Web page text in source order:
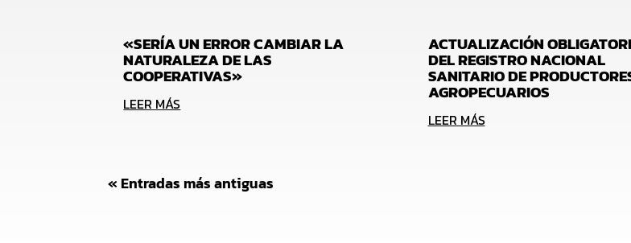
«SERÍA UN ERROR CAMBIAR LA
NATURALEZA DE LAS
COOPERATIVAS»
LEER MÁS
ACTUALIZACIÓN
DEL REGISTRO NACIONAL
SANITARIO DE
AGROPECUARIOS
LEER MÁS
« Entradas más antiguas